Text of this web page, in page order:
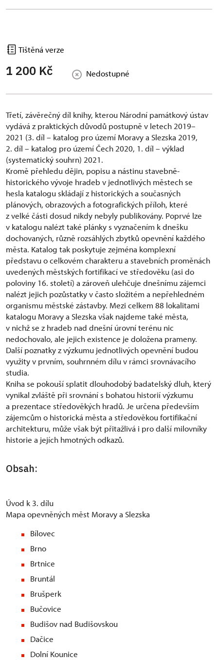
Tištěná verze
1 200 Kč Nedostupné
Třetí, závěrečný díl knihy, kterou Národní památkový ústav
vydává z praktických důvodů postupně v letech 2019–
2021 (3. díl – katalog pro území Moravy a Slezska 2019,
2. díl – katalog pro území Čech 2020, 1. díl – výklad
(systematický souhrn) 2021.
Kromě přehledu dějin, popisu a nástinu stavebně-
historického vývoje hradeb v jednotlivých městech se
hesla katalogu skládají z historických a současných
plánových, obrazových a fotografických příloh, které
z velké části dosud nikdy nebyly publikovány. Poprvé lze
v katalogu nalézt také plánky s vyznačením k dnešku
dochovaných, různě rozsáhlých zbytků opevnění každého
města. Katalog tak poskytuje zejména komplexní
představu o celkovém charakteru a stavebních proměnách
uvedených městských fortifikací ve středověku (asi do
poloviny 16. století) a zároveň ulehčuje dnešnímu zájemci
nalézt jejich pozůstatky v často složitém a nepřehledném
organismu městské zástavby. Mezi celkem 88 lokalitami
katalogu Moravy a Slezska však najdeme také města,
v nichž se z hradeb nad dnešní úrovní terénu nic
nedochovalo, ale jejich existence je doložena prameny.
Další poznatky z výzkumu jednotlivých opevnění budou
využity v prvním, souhrnném dílu v rámci srovnávacího
studia.
Kniha se pokouší splatit dlouhodobý badatelský dluh, který
vynikal zvláště při srovnání s bohatou historií výzkumu
a prezentace středověkých hradů. Je určena především
zájemcům o historická města a středověkou fortifikační
architekturu, může však být přitažlivá i pro další milovníky
historie a jejích hmotných odkazů.
Obsah:
Úvod k 3. dílu
Mapa opevněných měst Moravy a Slezska
Bílovec
Brno
Brtnice
Bruntál
Brušperk
Bučovice
Budišov nad Budišovskou
Dačice
Dolní Kounice